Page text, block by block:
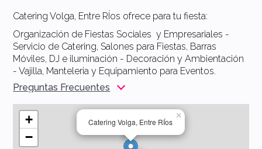
Catering Volga, Entre RÍos ofrece para tu fiesta:
Organización de Fiestas Sociales y Empresariales -
Servicio de Catering, Salones para Fiestas, Barras
Móviles, DJ e iluminación - Decoración y Ambientación
- Vajilla, Manteleria y Equipamiento para Eventos.
Preguntas Frecuentes
Catering Volga, Entre RÍos
×
+
−